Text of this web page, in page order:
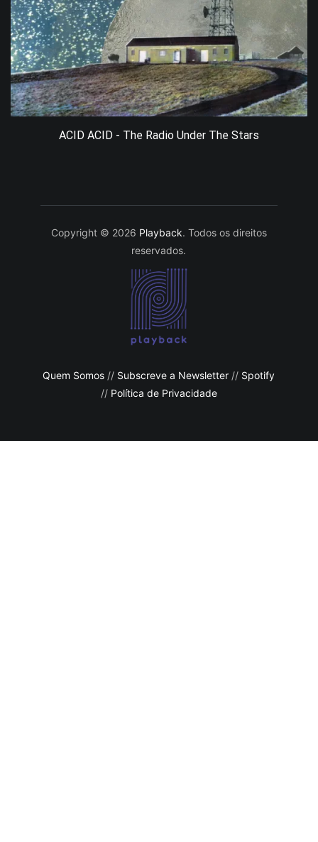
ACID ACID - The Radio Under The Stars
Copyright © 2026 Playback. Todos os direitos
reservados.
Quem Somos // Subscreve a Newsletter // Spotify
// Política de Privacidade